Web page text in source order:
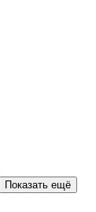
Показать ещё